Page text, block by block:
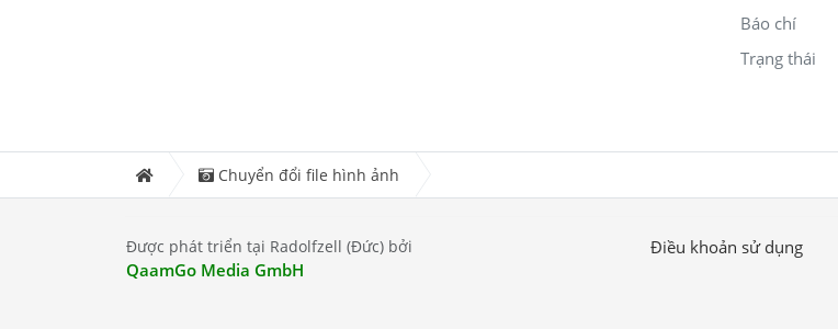
Báo chí
Trạng thái
Chuyển đổi file hình ảnh
Được phát triển tại Radolfzell (Đức) bởi
QaamGo Media GmbH
Điều khoản sử dụng